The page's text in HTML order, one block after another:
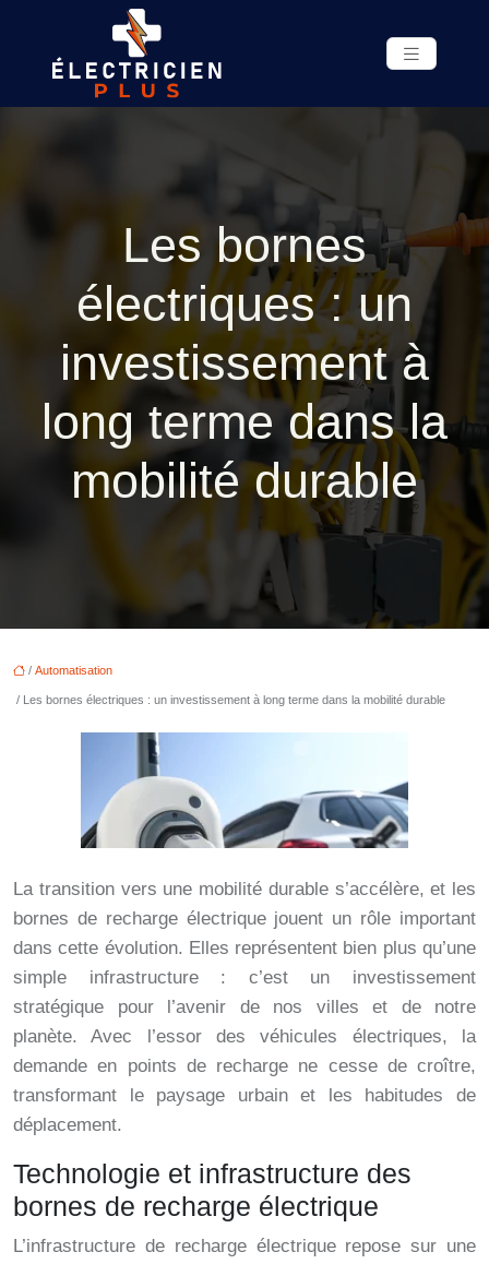
Les bornes
électriques : un
investissement à
long terme dans la
mobilité durable
/ Automatisation
/ Les bornes électriques : un investissement à long terme dans la mobilité durable
La transition vers une mobilité durable s’accélère, et les
bornes de recharge électrique jouent un rôle important
dans cette évolution. Elles représentent bien plus qu’une
simple infrastructure : c’est un investissement
stratégique pour l’avenir de nos villes et de notre
planète. Avec l’essor des véhicules électriques, la
demande en points de recharge ne cesse de croître,
transformant le paysage urbain et les habitudes de
déplacement.
Technologie et infrastructure des
bornes de recharge électrique
L’infrastructure de recharge électrique repose sur une